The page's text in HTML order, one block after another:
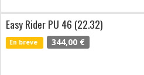
Easy Rider PU 46 (22.32)
En breve 344,00 €